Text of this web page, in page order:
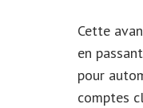
Cette
en
pour
comptes